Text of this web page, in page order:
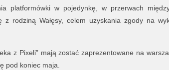
platformówki w pojedynkę, w przerwach
z rodziną Wałęsy, celem uzyskania zgody na
z Pixeli” mają zostać zaprezentowane na
pod koniec maja.